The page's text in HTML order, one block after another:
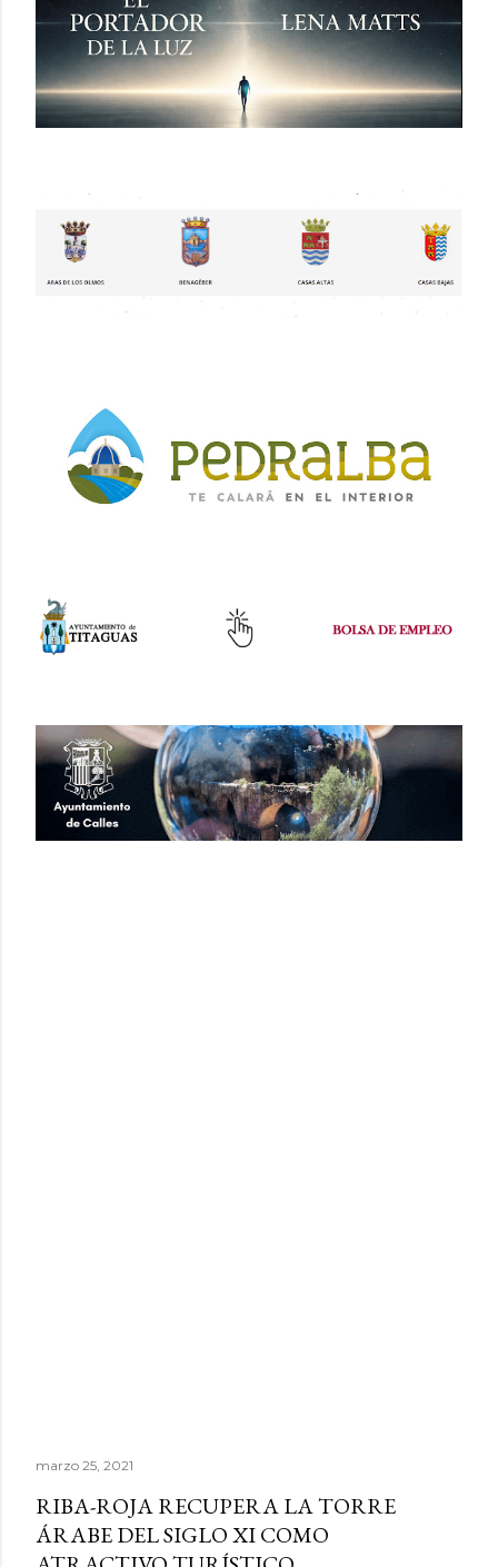
marzo 25, 2021
RIBA-ROJA RECUPERA LA TORRE
ÁRABE DEL SIGLO XI COMO